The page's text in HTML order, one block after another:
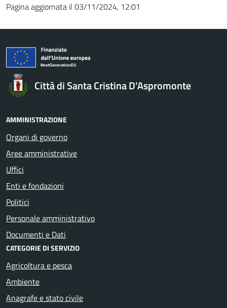
Pagina aggiornata il 03/11/2024, 12:01
Città di Santa Cristina D'Aspromonte
AMMINISTRAZIONE
Organi di governo
Aree amministrative
Uffici
Enti e fondazioni
Politici
Personale amministrativo
Documenti e Dati
CATEGORIE DI SERVIZIO
Agricoltura e pesca
Ambiente
Anagrafe e stato civile